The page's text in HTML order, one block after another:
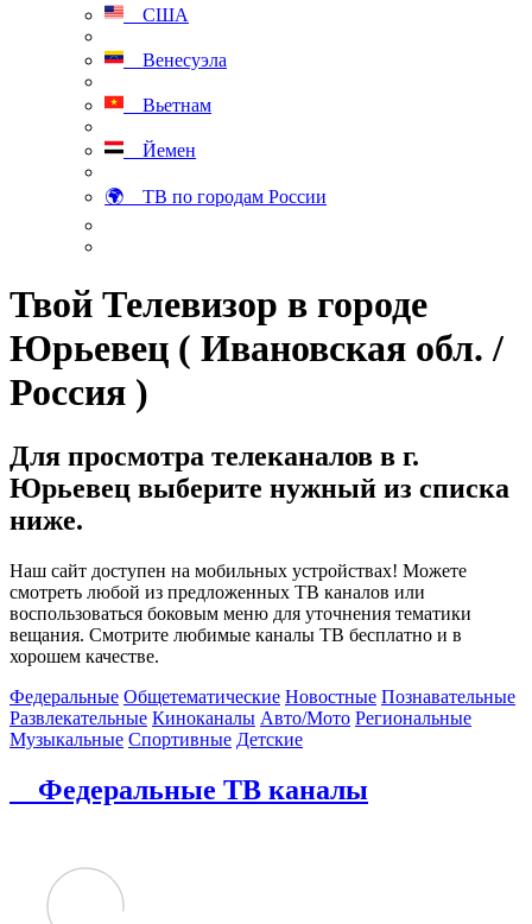
США
Венесуэла
Вьетнам
Йемен
🌍 ТВ по городам России
Твой Телевизор в городе
Юрьевец ( Ивановская обл. /
Россия )
Для просмотра телеканалов в г.
Юрьевец выберите нужный из списка
ниже.
Наш сайт доступен на мобильных устройствах! Можете
смотреть любой из предложенных ТВ каналов или
воспользоваться боковым меню для уточнения тематики
вещания. Смотрите любимые каналы ТВ бесплатно и в
хорошем качестве.
Федеральные Общетематические Новостные Познавательные
Развлекательные Киноканалы Авто/Мото Региональные
Музыкальные Спортивные Детские
Федеральные ТВ каналы